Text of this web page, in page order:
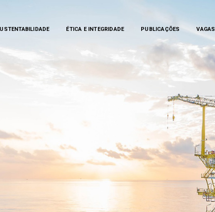
ÉTICA E INTEGRIDADE PUBLICAÇÕES VAGAS